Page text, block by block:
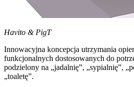
Havito & PigT
Innowacyjna koncepcja utrzymania
funkcjonalnych dostosowanych do
podzielony na „jadalnię”, „sypialnię”,
„toaletę”.